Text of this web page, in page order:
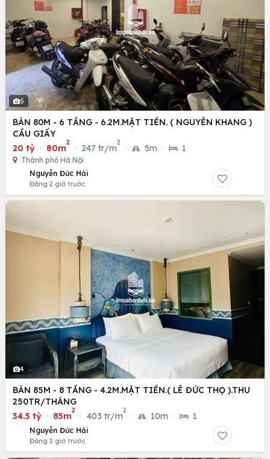
5
BÁN 80M - 6 TẦNG - 6.2M.MẶT TIỀN. ( NGUYỄN KHANG )
CẦU GIẤY
20 tỷ · 80m
2
· 247 tr/m
2
· 5m · 1
Thành phố Hà Nội
Nguyễn Đức Hải
Đăng 2 giờ trước
4
BÁN 85M - 8 TẦNG - 4.2M.MẶT TIỀN.( LÊ ĐỨC THỌ ).THU
250TR/THÁNG
34.5 tỷ · 85m
2
· 403 tr/m
2
· 10m · 1
Nguyễn Đức Hải
Đăng 2 giờ trước